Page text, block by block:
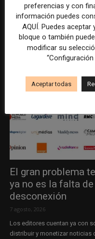
El gran problema
ya no es la falta
desconexión
7 agosto, 2026
Los editores cuentan ya con
distribuir y monetizar noticias
preferencias y con
información puedes
AQUÍ. Puedes
bloque o también
modificar su
Aceptar todas